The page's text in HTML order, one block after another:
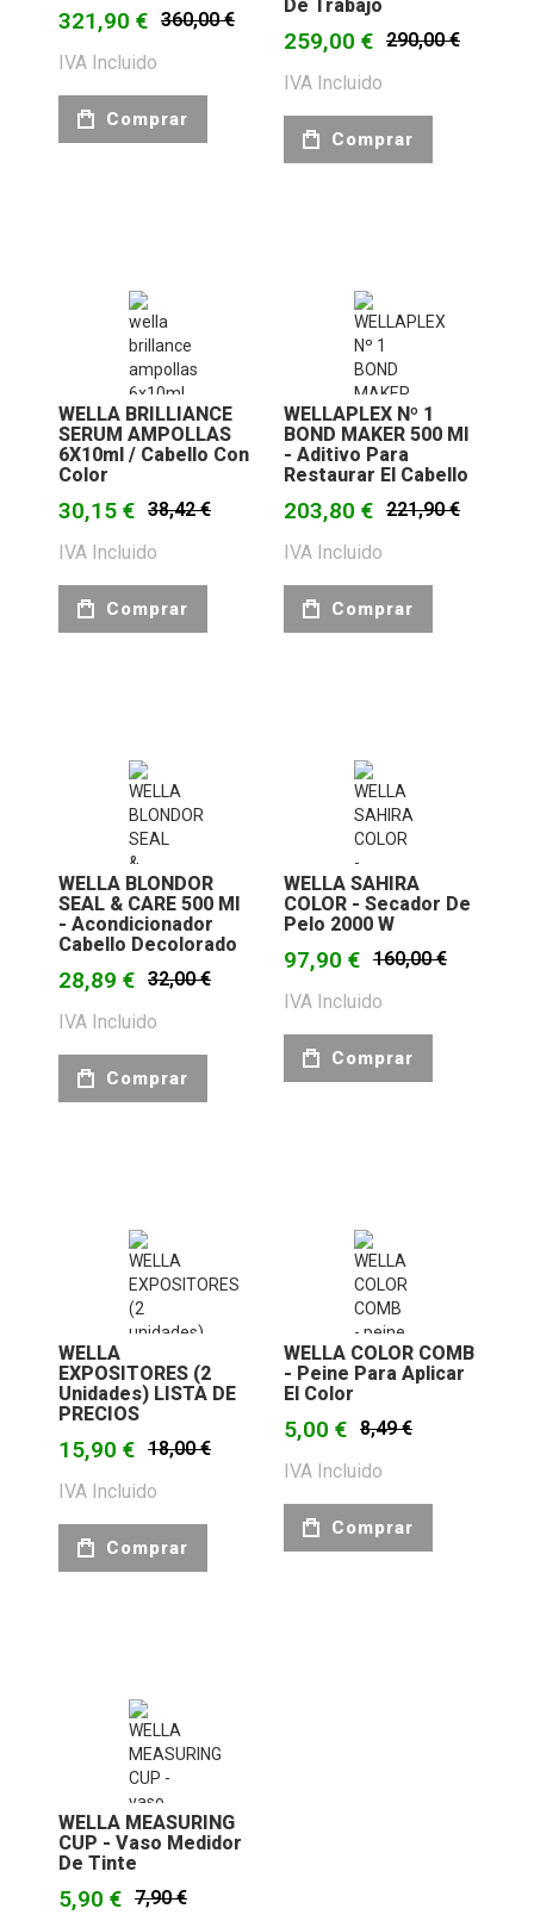
321,90 € 360,00 €
IVA Incluido
Comprar
De Trabajo
259,00 € 290,00 €
IVA Incluido
Comprar
WELLA BRILLIANCE
SERUM AMPOLLAS
6X10ml / Cabello Con
Color
30,15 € 38,42 €
IVA Incluido
Comprar
WELLAPLEX Nº 1
BOND MAKER 500 Ml
- Aditivo Para
Restaurar El Cabello
203,80 € 221,90 €
IVA Incluido
Comprar
WELLA BLONDOR
SEAL & CARE 500 Ml
- Acondicionador
Cabello Decolorado
28,89 € 32,00 €
IVA Incluido
Comprar
WELLA SAHIRA
COLOR - Secador De
Pelo 2000 W
97,90 € 160,00 €
IVA Incluido
Comprar
WELLA
EXPOSITORES (2
Unidades) LISTA DE
PRECIOS
15,90 € 18,00 €
IVA Incluido
Comprar
WELLA COLOR COMB
- Peine Para Aplicar
El Color
5,00 € 8,49 €
IVA Incluido
Comprar
WELLA MEASURING
CUP - Vaso Medidor
De Tinte
5,90 € 7,90 €